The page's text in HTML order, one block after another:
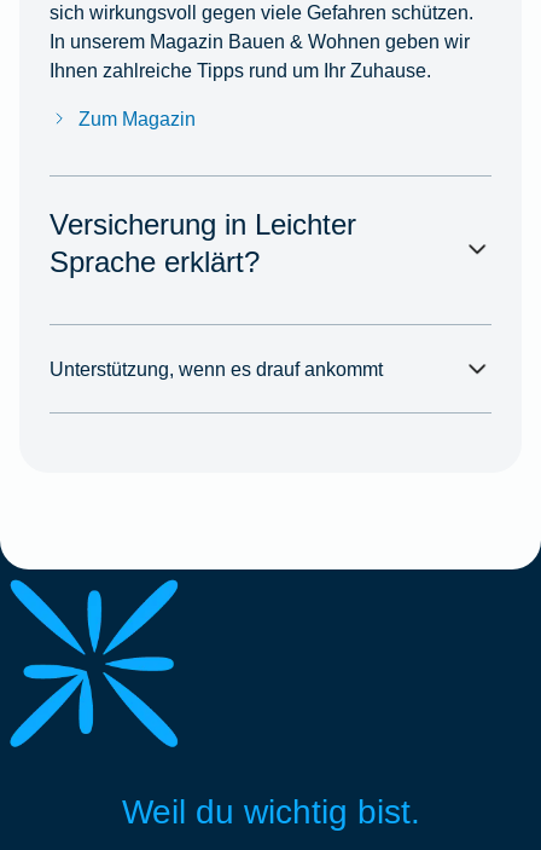
sich wirkungsvoll gegen viele Gefahren schützen.
In unserem Magazin Bauen & Wohnen geben wir
Ihnen zahlreiche Tipps rund um Ihr Zuhause.
Zum Magazin
Versicherung in Leichter
Sprache erklärt?
Unterstützung, wenn es drauf ankommt
Weil du wichtig bist.